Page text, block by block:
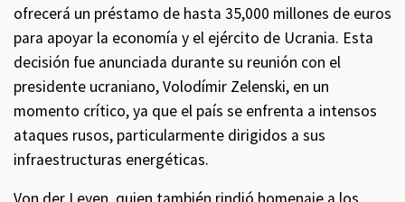
ofrecerá un préstamo de hasta 35,000 millones de euros
para apoyar la economía y el ejército de Ucrania. Esta
decisión fue anunciada durante su reunión con el
presidente ucraniano, Volodímir Zelenski, en un
momento crítico, ya que el país se enfrenta a intensos
ataques rusos, particularmente dirigidos a sus
infraestructuras energéticas.